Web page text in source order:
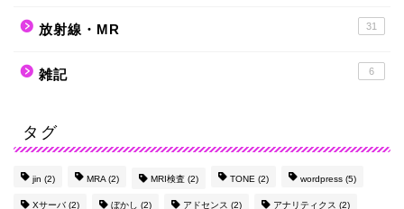
放射線・MR 31
雑記 6
タグ
jin (2) MRA (2) MRI検査 (2) TONE (2) wordpress (5)
Xサーバ (2) ぼかし (2) アドセンス (2) アナリティクス (2)